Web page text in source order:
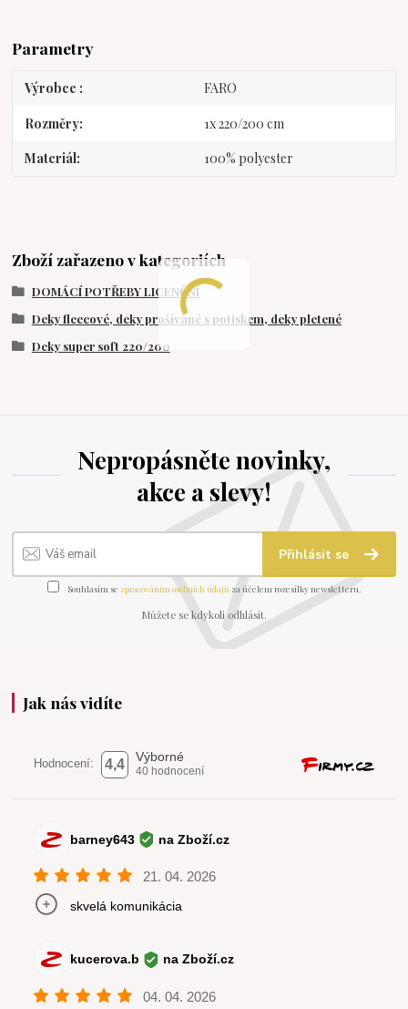
Parametry
Výrobce FARO
Rozměry 1x 220/200 cm
Materiál 100% polyester
Zboží zařazeno v kategoriích
DOMÁCÍ POTŘEBY LICENČNÍ
Deky fleecové, deky prošívané s potiskem, deky pletené
Deky super soft 220/200
Nepropásněte novinky,
akce a slevy!
Přihlásit se
Souhlasím se zpracováním osobních údajů za účelem rozesílky newsletteru.
Můžete se kdykoli odhlásit.
Jak nás vidíte